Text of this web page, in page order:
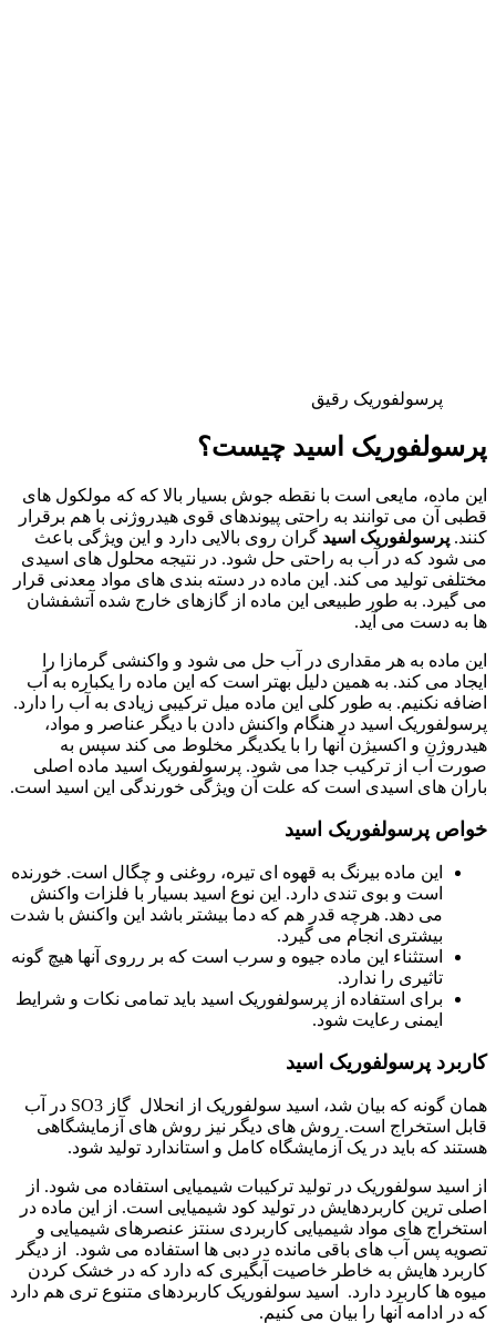
پرسولفوریک رقیق
پرسولفوریک اسید چیست؟
این ماده، مایعی است با نقطه جوش بسیار بالا که که مولکول های
قطبی آن می توانند به راحتی پیوندهای قوی هیدروژنی با هم برقرار
کنند. پرسولفوریک اسید گران روی بالایی دارد و این ویژگی باعث
می شود که در آب به راحتی حل شود. در نتیجه محلول های اسیدی
مختلفی تولید می کند. این ماده در دسته بندی های مواد معدنی قرار
می گیرد. به طور طبیعی این ماده از گازهای خارج شده آتشفشان
ها به دست می آید.
این ماده به هر مقداری در آب حل می شود و واکنشی گرمازا را
ایجاد می کند. به همین دلیل بهتر است که این ماده را یکباره به آب
اضافه نکنیم. به طور کلی این ماده میل ترکیبی زیادی به آب را دارد.
پرسولفوریک اسید در هنگام واکنش دادن با دیگر عناصر و مواد،
هیدروژن و اکسیژن آنها را با یکدیگر مخلوط می کند سپس به
صورت آب از ترکیب جدا می شود. پرسولفوریک اسید ماده اصلی
باران های اسیدی است که علت آن ویژگی خورندگی این اسید است.
خواص پرسولفوریک اسید
این ماده بیرنگ به قهوه ای تیره، روغنی و چگال است. خورنده
است و بوی تندی دارد. این نوع اسید بسیار با فلزات واکنش
می دهد. هرچه قدر هم که دما بیشتر باشد این واکنش با شدت
بیشتری انجام می گیرد.
استثناء این ماده جیوه و سرب است که بر رروی آنها هیچ گونه
تاثیری را ندارد.
برای استفاده از پرسولفوریک اسید باید تمامی نکات و شرایط
ایمنی رعایت شود.
کاربرد پرسولفوریک اسید
همان گونه که بیان شد، اسید سولفوریک از انحلال گاز SO3 در آب
قابل استخراج است. روش های دیگر نیز روش های آزمایشگاهی
هستند که باید در یک آزمایشگاه کامل و استاندارد تولید شود.
از اسید سولفوریک در تولید ترکیبات شیمیایی استفاده می شود. از
اصلی ترین کاربردهایش در تولید کود شیمیایی است. از این ماده در
استخراج های مواد شیمیایی کاربردی سنتز عنصرهای شیمیایی و
تصویه پس آب های باقی مانده در دبی ها استفاده می شود. از دیگر
کاربرد هایش به خاطر خاصیت آبگیری که دارد که در خشک کردن
میوه ها کاربرد دارد. اسید سولفوریک کاربردهای متنوع تری هم دارد
که در ادامه آنها را بیان می کنیم.